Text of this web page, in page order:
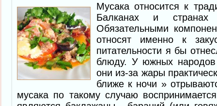
Мусака относится к
Балканах и странах
Обязательными
относят именно к
питательности я бы
блюду. У южных
они из-за жары
ближе к ночи »
мусака по такому случаю